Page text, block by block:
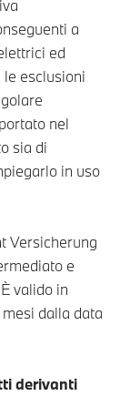
a
ed
esclusioni
nel
sia di
in uso
Versicherung
e
valido in
dalla data
derivanti